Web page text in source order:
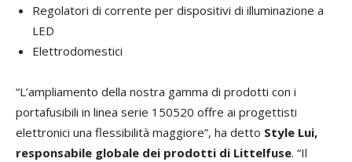
Regolatori di corrente per dispositivi di illuminazione a
LED
Elettrodomestici
“L’ampliamento della nostra gamma di prodotti con i
portafusibili in linea serie 150520 offre ai progettisti
elettronici una flessibilità maggiore”, ha detto Style Lui,
responsabile globale dei prodotti di Littelfuse. “Il